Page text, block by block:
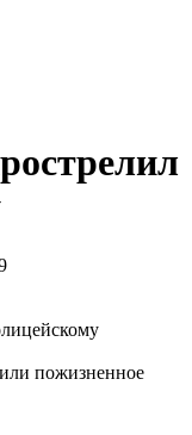
пожизненное